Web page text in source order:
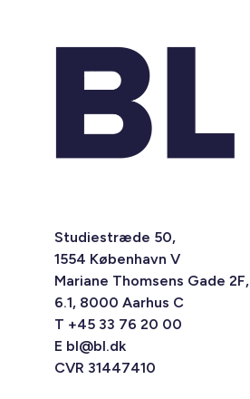
Studiestræde 50,
1554 København V
Mariane Thomsens Gade 2F,
6.1, 8000 Aarhus C
T +45 33 76 20 00
E bl@bl.dk
CVR 31447410